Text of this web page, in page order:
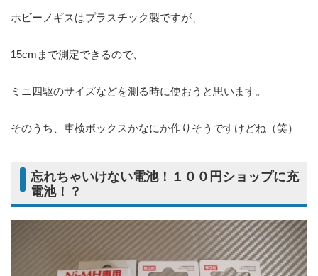
ホビーノギスはプラスチック製ですが、
15cmまで測定できるので、
ミニ四駆のサイズなどを測る時に使おうと思います。
そのうち、車検ボックスかなにか作りそうですけどね（笑）
忘れちゃいけない電池！１００円ショップに充
電池！？